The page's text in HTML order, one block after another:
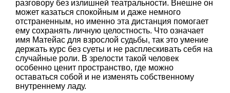
разговору без излишней театральности. Внешне он
может казаться спокойным и даже немного
отстраненным, но именно эта дистанция помогает
ему сохранять личную целостность. Что означает
имя Матейас для взрослой судьбы, так это умение
держать курс без суеты и не расплескивать себя на
случайные роли. В зрелости такой человек
особенно ценит пространство, где можно
оставаться собой и не изменять собственному
внутреннему ладу.